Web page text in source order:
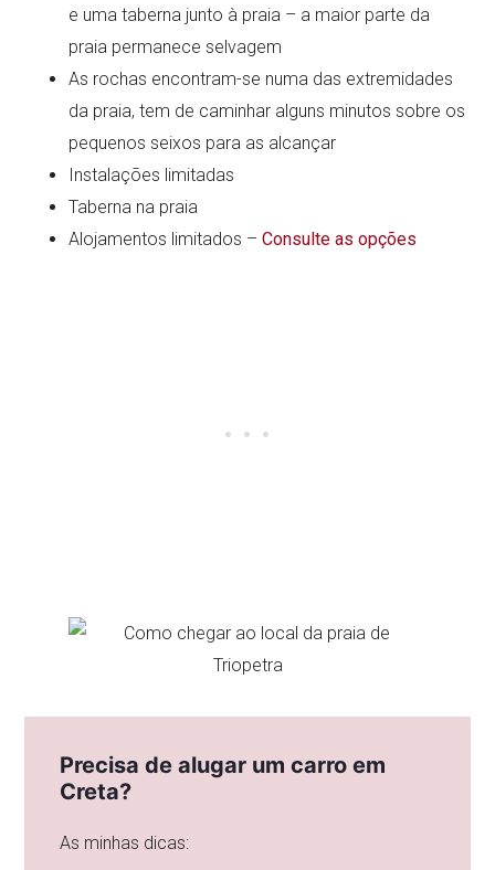
e uma taberna junto à praia – a maior parte da
praia permanece selvagem
As rochas encontram-se numa das extremidades
da praia, tem de caminhar alguns minutos sobre os
pequenos seixos para as alcançar
Instalações limitadas
Taberna na praia
Alojamentos limitados –Consulte as opções
Precisa de alugar um carro em
Creta?
As minhas dicas: